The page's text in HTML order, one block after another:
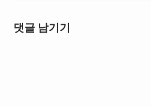
댓글 남기기